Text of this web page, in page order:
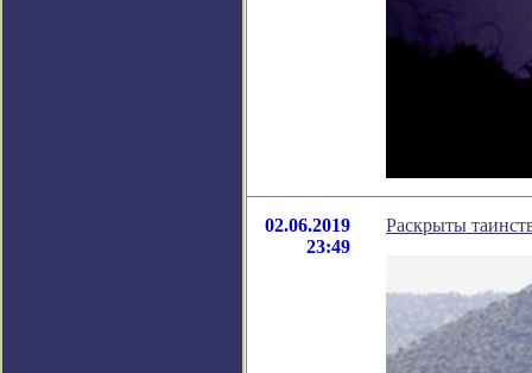
02.06.2019
23:49
Раскрыты